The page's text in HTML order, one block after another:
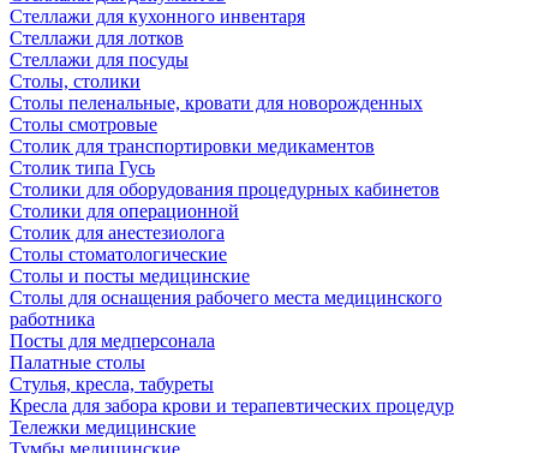
Стеллажи для кухонного инвентаря
Стеллажи для лотков
Стеллажи для посуды
Столы, столики
Столы пеленальные, кровати для новорожденных
Столы смотровые
Столик для транспортировки медикаментов
Столик типа Гусь
Столики для оборудования процедурных кабинетов
Столики для операционной
Столик для анестезиолога
Столы стоматологические
Столы и посты медицинские
Столы для оснащения рабочего места медицинского
работника
Посты для медперсонала
Палатные столы
Стулья, кресла, табуреты
Кресла для забора крови и терапевтических процедур
Тележки медицинские
Тумбы медицинские